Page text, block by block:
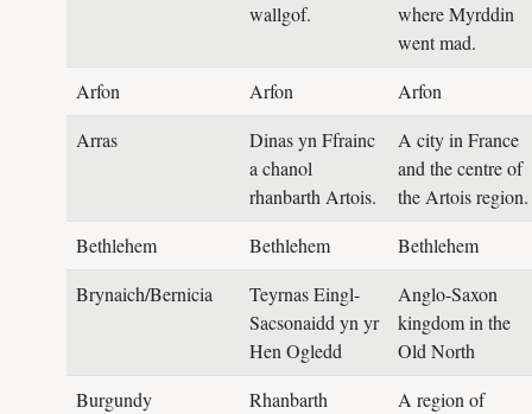
wallgof.
where Myrddin
went mad.
Arfon
Arfon
Arfon
Arras
Dinas yn Ffrainc
a chanol
rhanbarth Artois.
A city in France
and the centre of
the Artois region.
Bethlehem
Bethlehem
Bethlehem
Brynaich/Bernicia
Teyrnas Eingl-
Sacsonaidd yn yr
Hen Ogledd
Anglo-Saxon
kingdom in the
Old North
Burgundy
Rhanbarth
A region of